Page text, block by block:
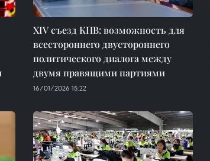
XIV съезд КПВ: возможность для
всестороннего двустороннего
политического диалога между
двумя правящими партиями
16/01/2026 15:22